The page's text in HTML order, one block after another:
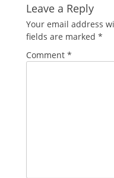
Leave a Reply
Your email address
fields are marked *
Comment *